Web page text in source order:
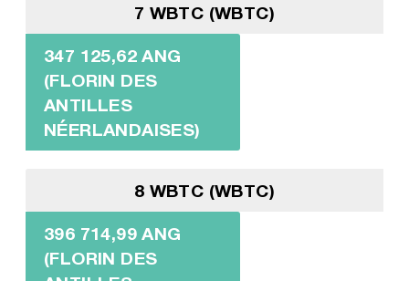
7 WBTC (WBTC)
347 125,62 ANG
(FLORIN DES
ANTILLES
NÉERLANDAISES)
8 WBTC (WBTC)
396 714,99 ANG
(FLORIN DES